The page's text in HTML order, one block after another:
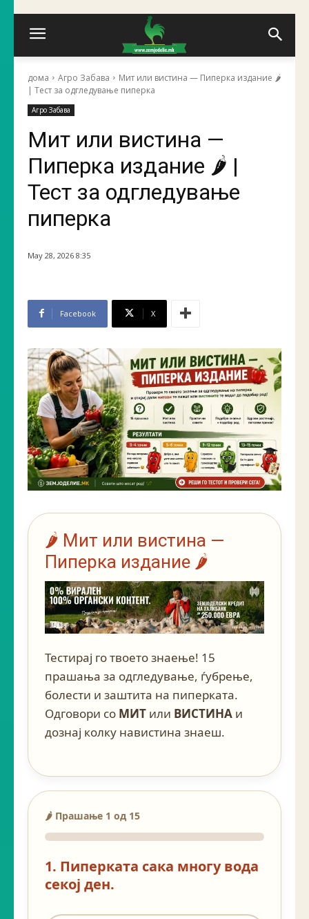
дома Агро Забава
Мит или вистина — Пиперка издание 🌶️
| Тест за одгледување пиперка
Агро Забава
Мит или вистина —
Пиперка издание 🌶️ |
Тест за одгледување
пиперка
May 28, 2026 8:35
Facebook X
🌶️ Мит или вистина —
Пиперка издание 🌶️
Тестирај го твоето знаење! 15
прашања за одгледување, ѓубрење,
болести и заштита на пиперката.
Одговори со МИТ или ВИСТИНА и
дознај колку навистина знаеш.
🌶️ Прашање 1 од 15
1. Пиперката сака многу вода
секој ден.